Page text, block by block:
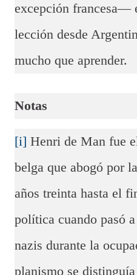
excepción francesa—
lección desde
mucho que aprender.
Notas
[i] Henri de Man fue
belga que abogó por
años treinta hasta el
política cuando pasó
nazis durante la
planismo se